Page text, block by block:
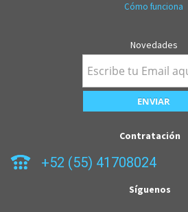
Cómo funciona
Novedades
Contratación
+52 (55) 41708024
Síguenos